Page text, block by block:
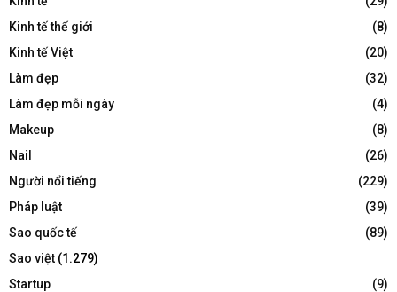
Kinh tế thế giới
(8)
Kinh tế Việt
(20)
Làm đẹp
(32)
Làm đẹp mỗi ngày
(4)
Makeup
(8)
Nail
(26)
Người nổi tiếng
(229)
Pháp luật
(39)
Sao quốc tế
(89)
Sao việt (1.279)
Startup
(9)